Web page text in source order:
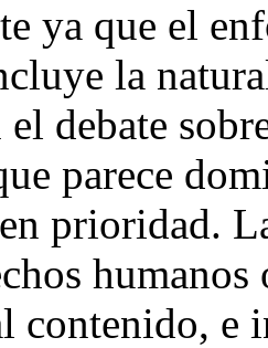
ya que el
la
el debate
parece
prioridad.
humanos
contenido, e